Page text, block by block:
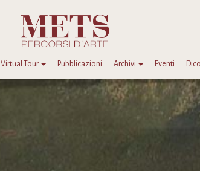
Virtual Tour Pubblicazioni Archivi Eventi